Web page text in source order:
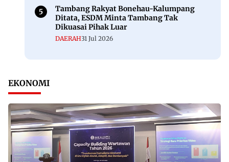
Tambang Rakyat Bonehau-Kalumpang
Ditata, ESDM Minta Tambang Tak
Dikuasai Pihak Luar
DAERAH31 Jul 2026
EKONOMI